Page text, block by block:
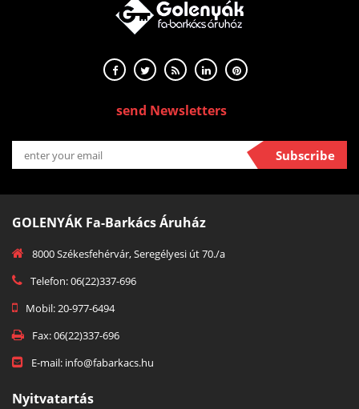
send Newsletters
Subscribe
GOLENYÁK Fa-Barkács Áruház
8000 Székesfehérvár, Seregélyesi út 70./a
Telefon: 06(22)337-696
Mobil: 20-977-6494
Fax: 06(22)337-696
E-mail: info@fabarkacs.hu
Nyitvatartás